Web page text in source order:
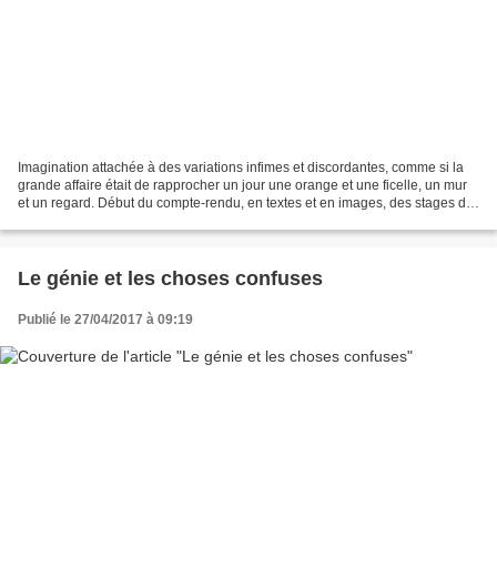
Imagination attachée à des variations infimes et discordantes, comme si la
grande affaire était de rapprocher un jour une orange et une ficelle, un mur
et un regard. Début du compte-rendu, en textes et en images, des stages de
Le génie et les choses confuses
Publié le 27/04/2017 à 09:19